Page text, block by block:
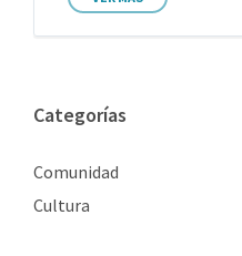
Categorías
Comunidad
Cultura